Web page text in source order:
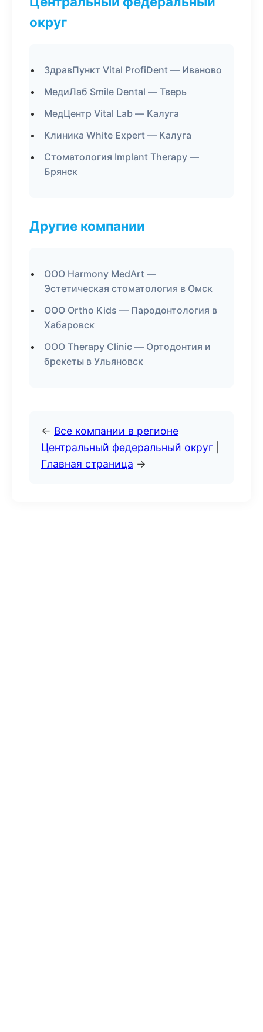
округ
ЗдравПункт Vital ProfiDent — Иваново
МедиЛаб Smile Dental — Тверь
МедЦентр Vital Lab — Калуга
Клиника White Expert — Калуга
Стоматология Implant Therapy —
Брянск
Другие компании
ООО Harmony MedArt —
Эстетическая стоматология в Омск
ООО Ortho Kids — Пародонтология в
Хабаровск
ООО Therapy Clinic — Ортодонтия и
брекеты в Ульяновск
← Все компании в регионе
Центральный федеральный округ
Главная страница →